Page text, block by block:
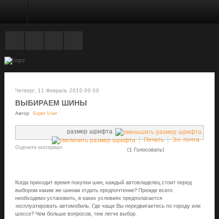
Четверг, 11 Февраль 2010 00:00
ВЫБИРАЕМ ШИНЫ
Автор Super User
размер шрифта
Печать
Эл. почта
Оцените материал (1 Голосовать)
Когда приходит время покупки шин, каждый автовладелец стоит перед
выбором каким же шинам отдать предпочтение? Прежде всего
необходимо установить, в каких условиях предполагается
эксплуатировать автомобиль. Где чаще Вы передвигаетесь по городу или
шоссе? Чем больше вопросов, тем легче выбор.